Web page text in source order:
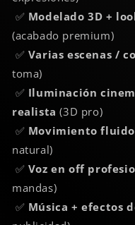
✅ Modelado 3D +
(acabado premium)
✅ Varias escenas /
toma)
✅ Iluminación
realista (3D pro)
✅ Movimiento
natural)
✅ Voz en off
mandas)
✅ Música + efectos